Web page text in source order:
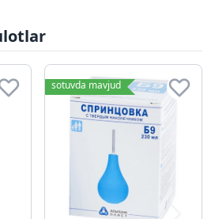
sotuvda mavjud